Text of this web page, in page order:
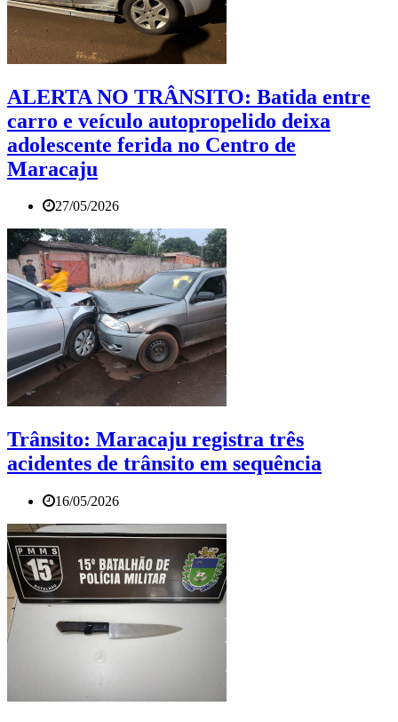
ALERTA NO TRÂNSITO: Batida entre
carro e veículo autopropelido deixa
adolescente ferida no Centro de
Maracaju
27/05/2026
Trânsito: Maracaju registra três
acidentes de trânsito em sequência
16/05/2026